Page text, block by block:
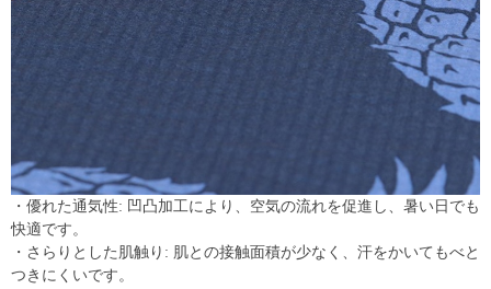
・優れた通気性: 凹凸加工により、空気の流れを促進し、暑い日でも
快適です。
・さらりとした肌触り: 肌との接触面積が少なく、汗をかいてもべと
つきにくいです。